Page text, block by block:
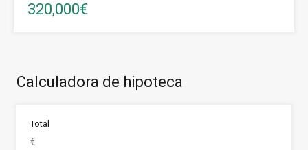
320,000€
Calculadora de hipoteca
Total